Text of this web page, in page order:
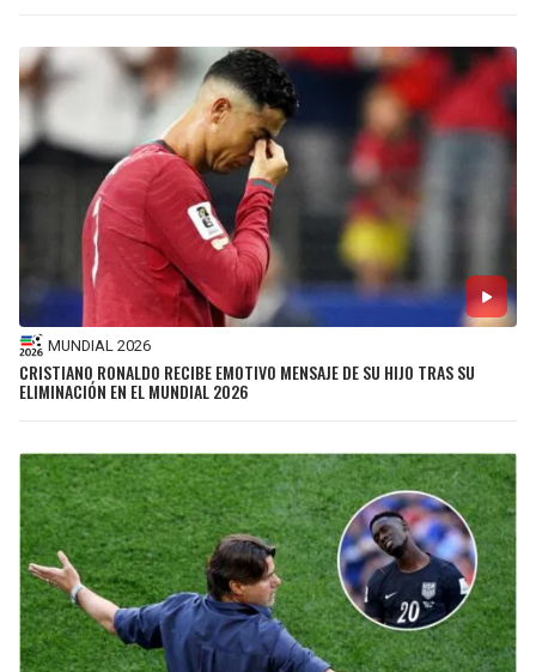
MUNDIAL 2026
CRISTIANO RONALDO RECIBE EMOTIVO MENSAJE DE SU HIJO TRAS SU
ELIMINACIÓN EN EL MUNDIAL 2026